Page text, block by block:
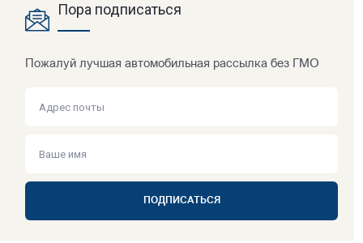
Пора подписаться
Пожалуй лучшая автомобильная рассылка без ГМО
ПОДПИСАТЬСЯ